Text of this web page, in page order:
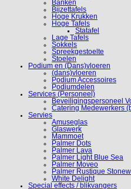
Banken
Bijzettafels
Hoge Krukken
Hoge Tafels
Statafel
Lage Tafels
Sokkels
Spreekgestoelte
Stoelen
Podium en (Dans)vloeren
(dans)vloeren
Podium Accessoires
Podiumdelen
Services (Personeel)
Beveiligingspersoneel
Catering Medewerkers
Servies
Amuseglas
Glaswerk
Mammoet
Palmer Dots
Palmer Lava
Palmer Light Blue Sea
Palmer Moveo
Palmer Rustique
White Delight
Special effects / blikvangers